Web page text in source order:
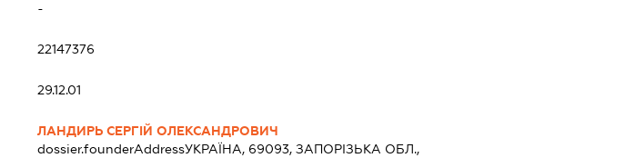
-
22147376
29.12.01
ЛАНДИРЬ СЕРГІЙ ОЛЕКСАНДРОВИЧ
dossier.founderAddressУКРАЇНА, 69093, ЗАПОРІЗЬКА ОБЛ.,